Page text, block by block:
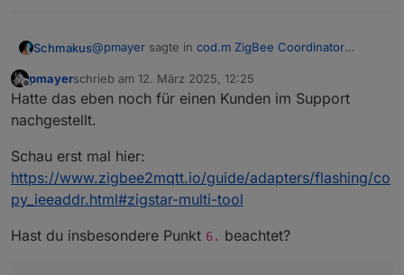
Schmakus@pmayer sagte in cod.m ZigBee Coordinator
Vielen Dank für deine detailierte Erklärung!!
@ asgothian
Coordinator (PoE/non-PoE) - made in
Germany:
Vorab - ich gehe fest davon aus das ihr
Hi,
ich die neuen IEEE schreibe, erscheint danach
wieder die alte IEEE.
Offline
pmayerschrieb am 12. März 2025, 12:25
zuletzt editiert von
Hatte das eben noch für einen Kunden im Support
nachgestellt.
Schau erst mal hier:
https://www.zigbee2mqtt.io/guide/adapters/flashing/co
py_ieeaddr.html#zigstar-multi-tool
Hast du insbesondere Punkt 6. beachtet?